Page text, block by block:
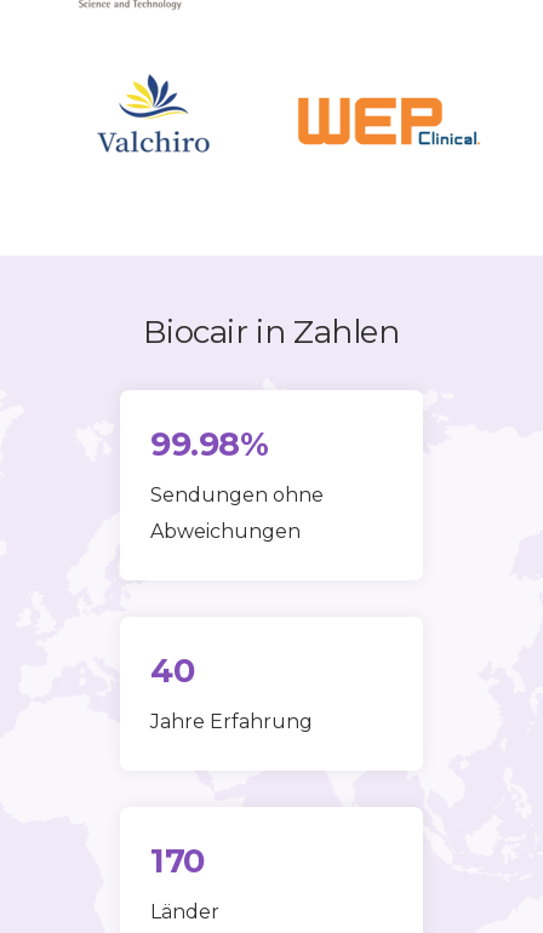
Biocair in Zahlen
99.98%
Sendungen ohne
Abweichungen
40
Jahre Erfahrung
170
Länder